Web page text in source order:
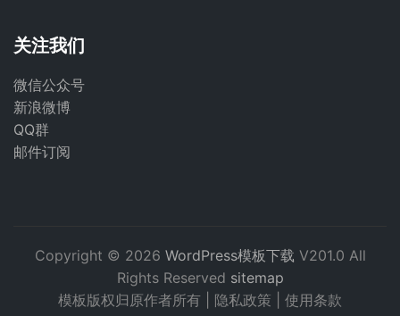
关注我们
微信公众号
新浪微博
QQ群
邮件订阅
Copyright © 2026 WordPress模板下载 V201.0 All
Rights Reserved sitemap
模板版权归原作者所有 | 隐私政策 使用条款